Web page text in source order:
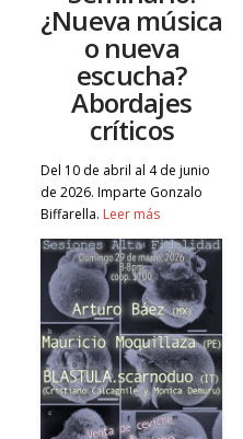
¿Nueva música
o nueva
escucha?
Abordajes
críticos
Del 10 de abril al 4 de junio
de 2026. Imparte Gonzalo
Biffarella. Leer más